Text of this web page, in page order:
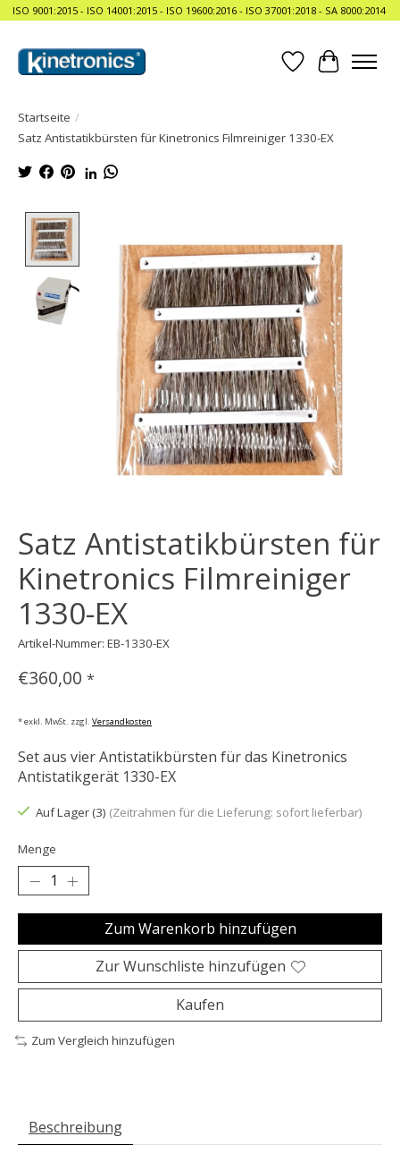
ISO 9001:2015 - ISO 14001:2015 - ISO 19600:2016 - ISO 37001:2018 - SA 8000:2014
Wunschzettel
Ihr
Startseite /
Satz Antistatikbürsten für Kinetronics Filmreiniger 1330-EX
Satz Antistatikbürsten für
Kinetronics Filmreiniger
1330-EX
Artikel-Nummer: EB-1330-EX
€360,00 *
* exkl. MwSt. zzgl. Versandkosten
Set aus vier Antistatikbürsten für das Kinetronics
Antistatikgerät 1330-EX
Auf Lager (3) (Zeitrahmen für die Lieferung: sofort lieferbar)
Menge
Zum Warenkorb hinzufügen
Zur Wunschliste hinzufügen
Kaufen
Zum Vergleich hinzufügen
Beschreibung